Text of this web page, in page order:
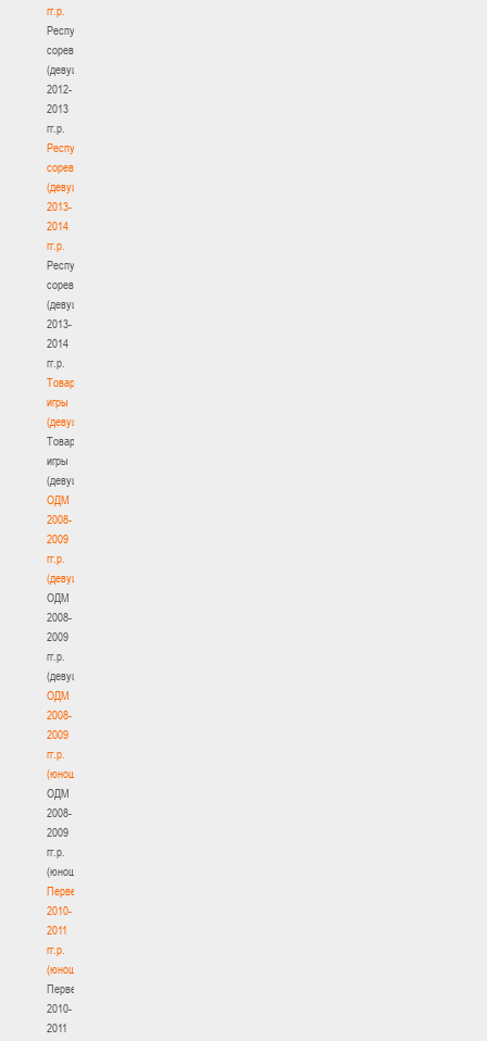
гг.р.
Республиканские
соревнования
(девушки)
2012-
2013
гг.р.
Республиканские
соревнования
(девушки)
2013-
2014
гг.р.
Республиканские
соревнования
(девушки)
2013-
2014
гг.р.
Товарищеские
игры
(девушки)
Товарищеские
игры
(девушки)
ОДМ
2008-
2009
гг.р.
(девушки)
ОДМ
2008-
2009
гг.р.
(девушки)
ОДМ
2008-
2009
гг.р.
(юноши)
ОДМ
2008-
2009
гг.р.
(юноши)
Первенство
2010-
2011
гг.р.
(юноши)
Первенство
2010-
2011